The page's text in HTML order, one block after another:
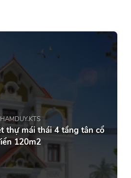
thự mái thái 4 tầng tân cổ
120m2